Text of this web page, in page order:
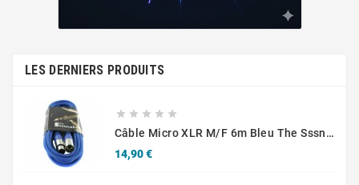
LES DERNIERS PRODUITS
    
Câble Micro XLR M/F 6m Bleu The Sssnake SM6BL
14,90 €Prix